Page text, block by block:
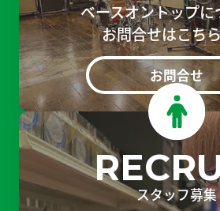
ベースオントップに
お問合せはこち
お問合せ
スタッフ募集